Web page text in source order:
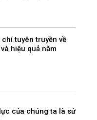
tuyên truyền về
hiệu quả năm
của chúng ta là sử